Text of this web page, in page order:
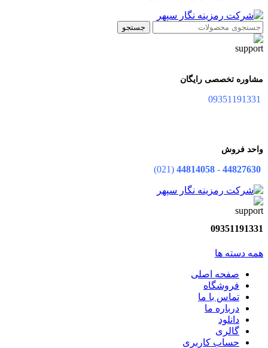
جستجو
مشاوره تخصصی رایگان
واحد فروش
44827630
-
44814058
(021)
09351191331
همه دسته ها
صفحه اصلی
فروشگاه
تماس با ما
درباره ما
دانلود
گالری
حساب کاربری